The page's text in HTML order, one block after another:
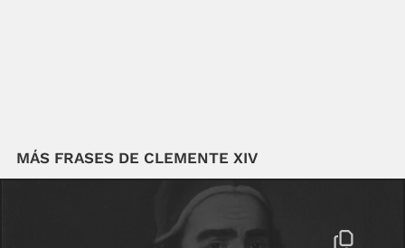
MÁS FRASES DE CLEMENTE XIV